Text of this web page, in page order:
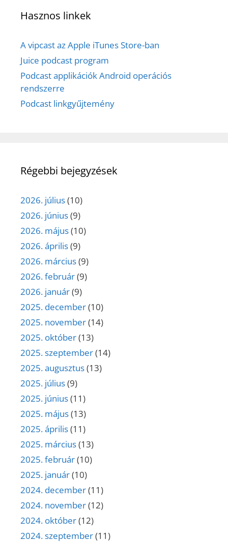
Hasznos linkek
A vipcast az Apple iTunes Store-ban
Juice podcast program
Podcast applikációk Android operációs
rendszerre
Podcast linkgyűjtemény
Régebbi bejegyzések
2026. július(10)
2026. június(9)
2026. május(10)
2026. április(9)
2026. március(9)
2026. február(9)
2026. január(9)
2025. december(10)
2025. november(14)
2025. október(13)
2025. szeptember(14)
2025. augusztus(13)
2025. július(9)
2025. június(11)
2025. május(13)
2025. április(11)
2025. március(13)
2025. február(10)
2025. január(10)
2024. december(11)
2024. november(12)
2024. október(12)
2024. szeptember(11)